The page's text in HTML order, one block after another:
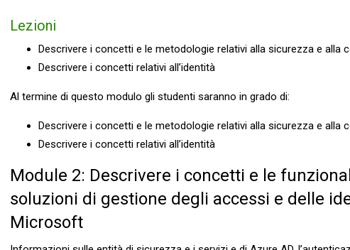
Lezioni
Descrivere i concetti e le metodologie relativi alla sicurezza e alla
Descrivere i concetti relativi all’identità
Al termine di questo modulo gli studenti saranno in grado di:
Descrivere i concetti e le metodologie relativi alla sicurezza e alla
Descrivere i concetti relativi all’identità
Module 2: Descrivere i concetti e le
soluzioni di gestione degli accessi e delle
Microsoft